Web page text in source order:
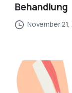
Behandlung
November